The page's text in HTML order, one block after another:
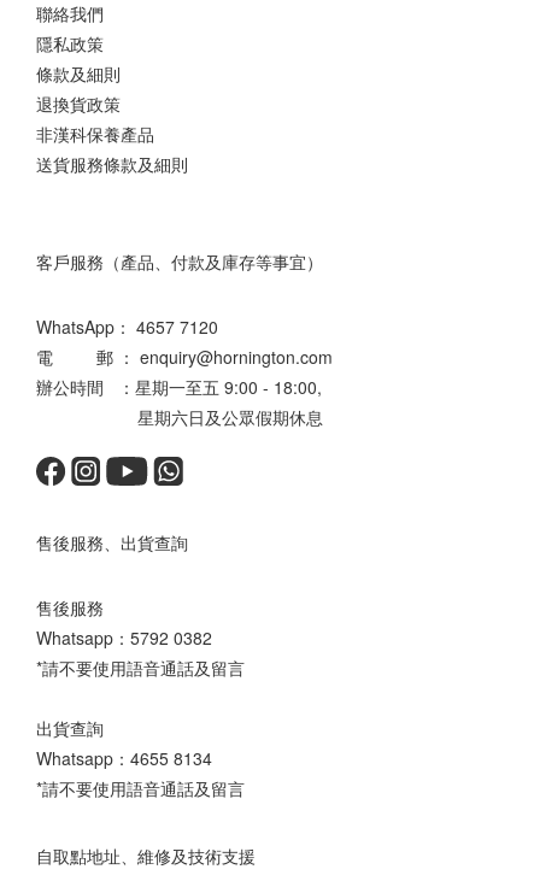
聯絡我們
隱私政策
條款及細則
退換貨政策
非漢科保養產品
送貨服務條款及細則
客戶服務（產品、付款及庫存等事宜）
WhatsApp： 4657 7120
電 郵 ： enquiry@hornington.com
辦公時間 ：星期一至五 9:00 - 18:00,
星期六日及公眾假期休息
售後服務、出貨查詢
售後服務
Whatsapp： 5792 0382
*請不要使用語音通話及留言
出貨查詢
Whatsapp： 4655 8134
*請不要使用語音通話及留言
自取點地址、維修及技術支援